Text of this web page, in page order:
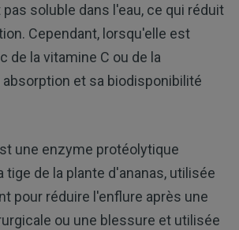
soluble dans l'eau, ce qui réduit
Cependant, lorsqu'elle est
de la vitamine C ou de la
absorption et sa biodisponibilité
une enzyme protéolytique
tige de la plante d'ananas, utilisée
pour réduire l'enflure après une
ou une blessure et utilisée